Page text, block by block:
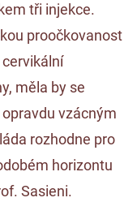
tři injekce.
proočkovanost
měla by se
vzácným
rozhodne pro
horizontu
Sasieni.